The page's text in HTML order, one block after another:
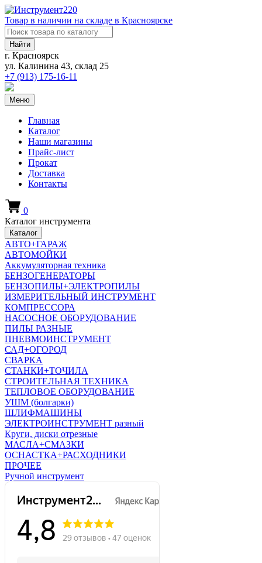
Товар в наличии на складе в Красноярске
Найти
г. Красноярск
ул. Калинина 43, склад 25
+7 (913) 175-16-11
Меню
Главная
Каталог
Наши магазины
Прайс-лист
Прокат
Доставка
Контакты
0
Каталог инструмента
Каталог
АВТО+ГАРАЖ
АВТОМОЙКИ
Аккумуляторная техника
БЕНЗОГЕНЕРАТОРЫ
БЕНЗОПИЛЫ+ЭЛЕКТРОПИЛЫ
ИЗМЕРИТЕЛЬНЫЙ ИНСТРУМЕНТ
КОМПРЕССОРА
НАСОСНОЕ ОБОРУДОВАНИЕ
ПИЛЫ РАЗНЫЕ
ПНЕВМОИНСТРУМЕНТ
САД+ОГОРОД
СВАРКА
СТАНКИ+ТОЧИЛА
СТРОИТЕЛЬНАЯ ТЕХНИКА
ТЕПЛОВОЕ ОБОРУДОВАНИЕ
УШМ (болгарки)
ШЛИФМАШИНЫ
ЭЛЕКТРОИНСТРУМЕНТ разный
Круги, диски отрезные
МАСЛА+СМАЗКИ
ОСНАСТКА+РАСХОДНИКИ
ПРОЧЕЕ
Ручной инструмент